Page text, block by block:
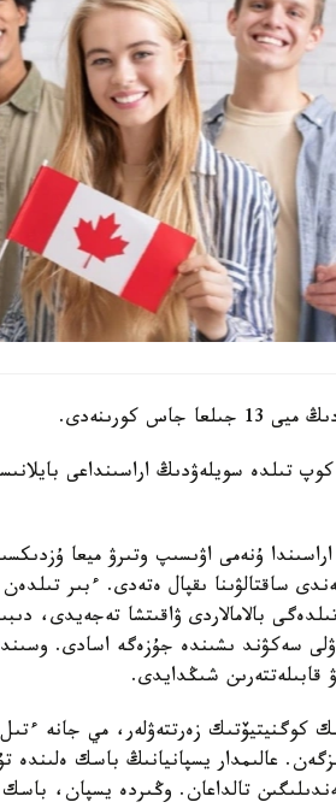
كورىنەدى.
ۇنەمى اۋىسىپ وتىرۋ ميعا
ساقتالۋىنا ىقپال ەتەدى. ءبىر
بالامالاردى ۋاقىتشا تەجەيدى،
سەكۋند ىشىندە جۇزەگە اسادى.
قابىلەتتەرىن شىڭدايدى.
كوگنيتيۆتىك زەرتتەۋلەر، مي جانە ءتىل
تالداعان. وڭىردە يسپان،